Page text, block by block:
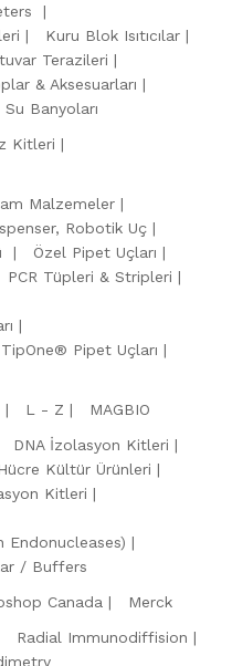
Kuru Blok Isıtıcılar
Terazileri
& Aksesuarları
Su Banyoları
Kitleri
Malzemeler
Robotik Uç
Özel Pipet Uçları
PCR Tüpleri & Stripleri
TipOne® Pipet Uçları
L - Z
MAGBIO
DNA İzolasyon Kitleri
Kültür Ürünleri
Kitleri
Endonucleases)
/ Buffers
Canada
Merck
Radial Immunodiffision